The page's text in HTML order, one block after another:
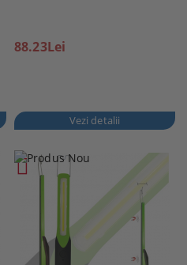
88.23Lei
Vezi detalii